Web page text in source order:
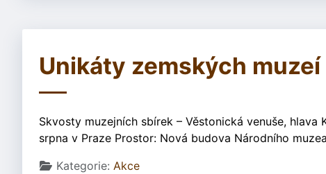
Unikáty zemských muzeí
Skvosty muzejních sbírek – Věstonická venuše,
srpna v Praze Prostor: Nová budova Národního muzea
Základní údaje
Kategorie: Akce